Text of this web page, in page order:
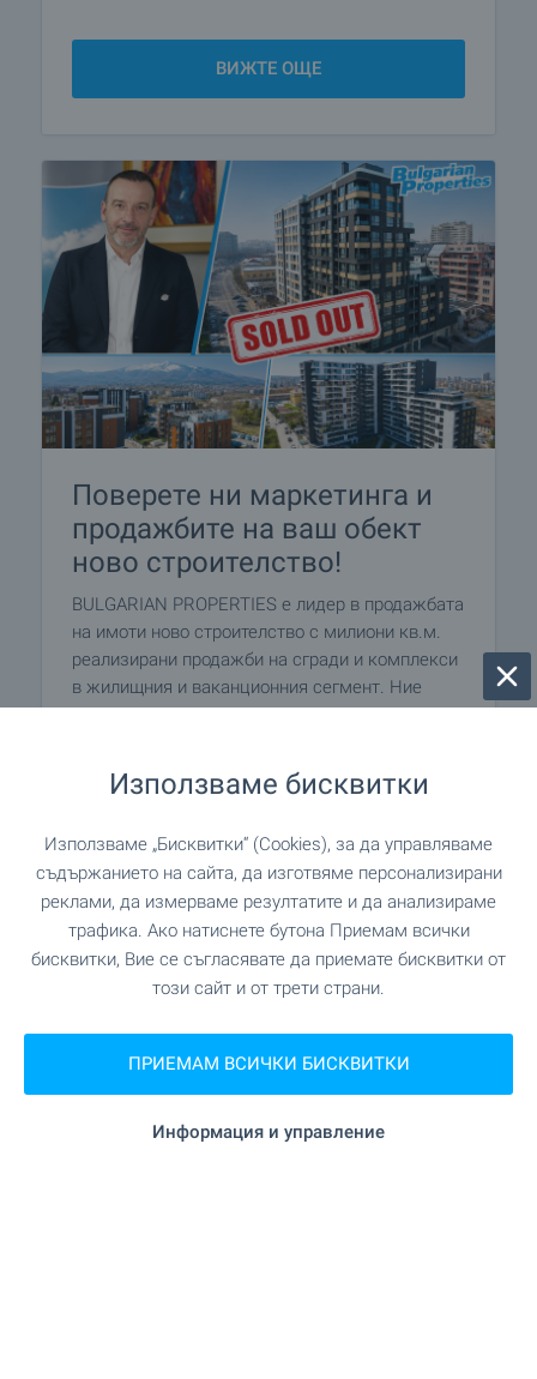
ВИЖТЕ ОЩЕ
Поверете ни маркетинга и
продажбите на ваш обект
ново строителство!
BULGARIAN PROPERTIES е лидер в продажбата
на имоти ново строителство с милиони кв.м.
реализирани продажби на сгради и комплекси
в жилищния и ваканционния сегмент. Ние
създаваме и реализираме вашия проект
продаден апартамент. Възползвайте се от
нашия опит и доказан успех!
можем да ви съдействаме максимално много.
Обадете ни се на 0886 033 033.
ВИЖТЕ ОЩЕ
Информирайте се първи
Използваме бисквитки
Използваме „Бисквитки“ (Cookies), за да управляваме
съдържанието на сайта, да изготвяме персонализирани
реклами, да измерваме резултатите и да анализираме
трафика. Ако натиснете бутона Приемам всички
бисквитки, Вие се съгласявате да приемате бисквитки от
този сайт и от трети страни.
ПРИЕМАМ ВСИЧКИ БИСКВИТКИ
Информация и управление